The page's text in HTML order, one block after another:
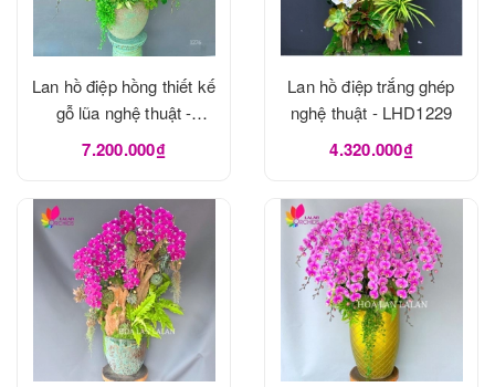
Lan hồ điệp hồng thiết kế
gỗ lũa nghệ thuật -
LHD1273
7.200.000₫
Lan hồ điệp trắng ghép
nghệ thuật - LHD1229
4.320.000₫